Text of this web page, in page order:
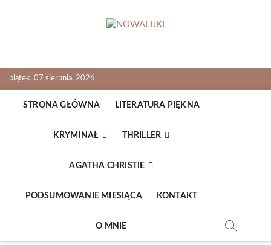
piątek, 07 sierpnia, 2026
STRONA GŁÓWNA LITERATURA PIĘKNA
KRYMINAŁ THRILLER
AGATHA CHRISTIE
PODSUMOWANIE MIESIĄCA KONTAKT
O MNIE